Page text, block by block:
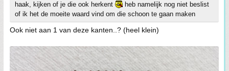
haak, kijken of je die ook herkent
heb namelijk nog niet beslist
of ik het de moeite waard vind om die schoon te gaan maken
Ook niet aan 1 van deze kanten..? (heel klein)